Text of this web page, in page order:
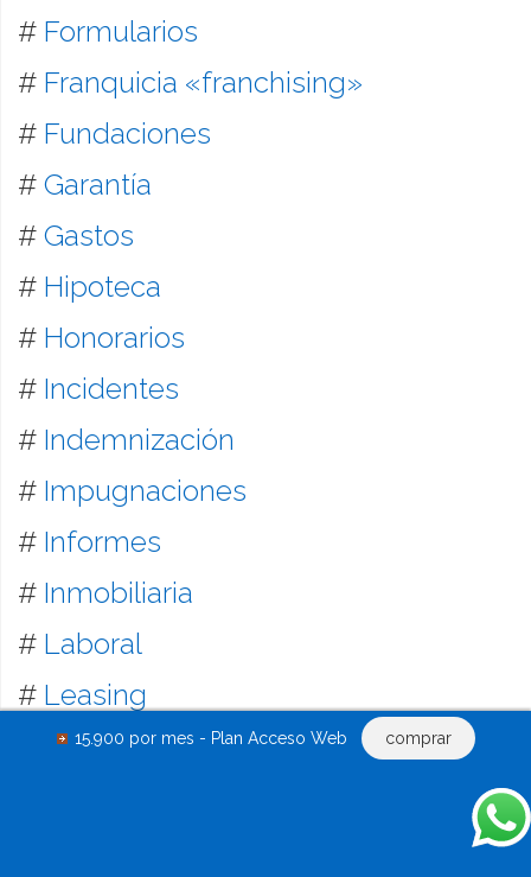
15.900 por mes - Plan Acceso Web comprar
# Formularios
# Franquicia «franchising»
# Fundaciones
# Garantía
# Gastos
# Hipoteca
# Honorarios
# Incidentes
# Indemnización
# Impugnaciones
# Informes
# Inmobiliaria
# Laboral
# Leasing
Liquidación